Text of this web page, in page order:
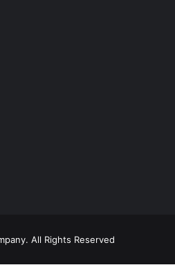
All Rights Reserved